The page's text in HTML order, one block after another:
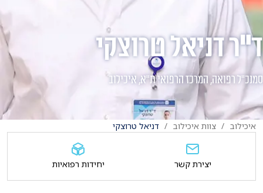
ד"ר דניאל טרוצקי
סמנכ"ל רפואה, המרכז הרפואי ת"א, איכילוב
איכילוב צוות איכילוב דניאל טרוצקי
יצירת קשר יחידות רפואיות